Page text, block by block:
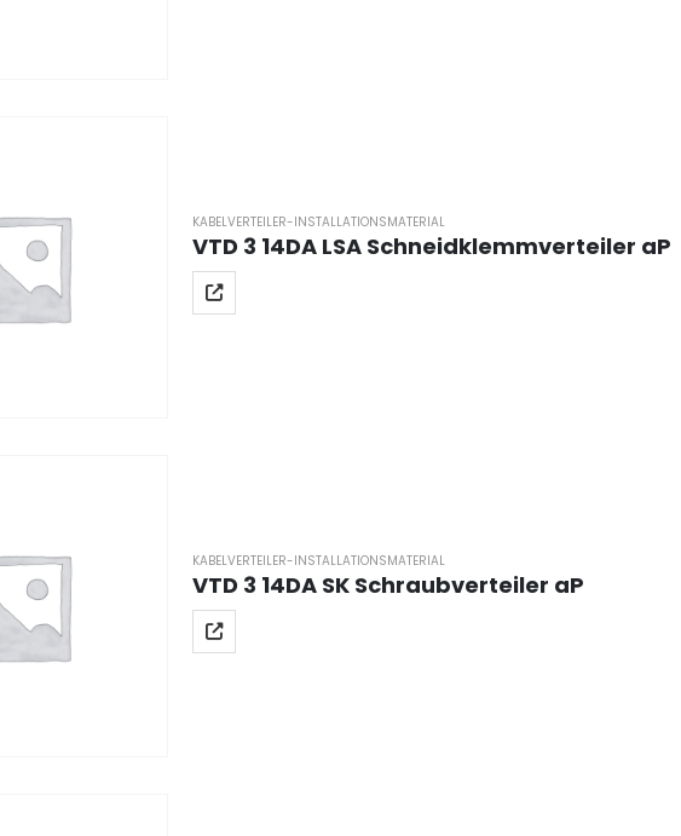
KABELVERTEILER-INSTALLATIONSMATERIAL
VTD 3 14DA LSA Schneidklemmverteiler aP
KABELVERTEILER-INSTALLATIONSMATERIAL
VTD 3 14DA SK Schraubverteiler aP